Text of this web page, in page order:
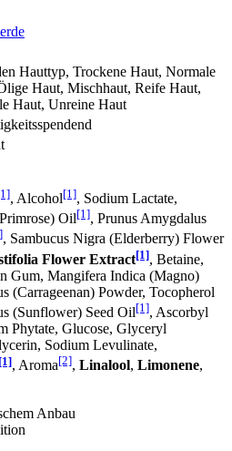
Hauttyp, Trockene Haut, Normale
Haut, Mischhaut, Reife Haut,
Haut, Unreine Haut
, Alcohol[1], Sodium Lactate,
Oil[1], Prunus Amygdalus
, Sambucus Nigra (Elderberry) Flower
Flower Extract[1], Betaine,
Gum, Mangifera Indica (Magno)
(Carrageenan) Powder, Tocopherol
(Sunflower) Seed Oil[1], Ascorbyl
Phytate, Glucose, Glyceryl
Sodium Levulinate,
[1], Aroma[2], Linalool, Limonene,
Anbau